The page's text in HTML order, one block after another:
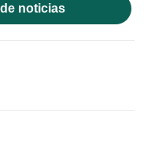
noticias